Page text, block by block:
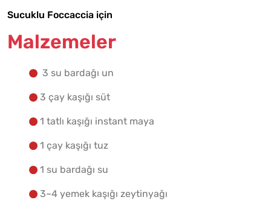
Sucuklu Foccaccia için
Malzemeler
3 su bardağı un
3 çay kaşığı süt
1 tatlı kaşığı instant maya
1 çay kaşığı tuz
1 su bardağı su
3~4 yemek kaşığı zeytinyağı